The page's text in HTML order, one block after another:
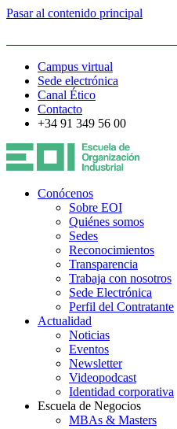
Pasar al contenido principal
Campus virtual
Sede electrónica
Canal Ético
Contacto
+34 91 349 56 00
Conócenos
Sobre EOI
Quiénes somos
Sedes
Reconocimientos
Transparencia
Trabaja con nosotros
Sede Electrónica
Perfil del Contratante
Actualidad
Noticias
Eventos
Newsletter
Videopodcast
Identidad corporativa
Escuela de Negocios
MBAs & Masters